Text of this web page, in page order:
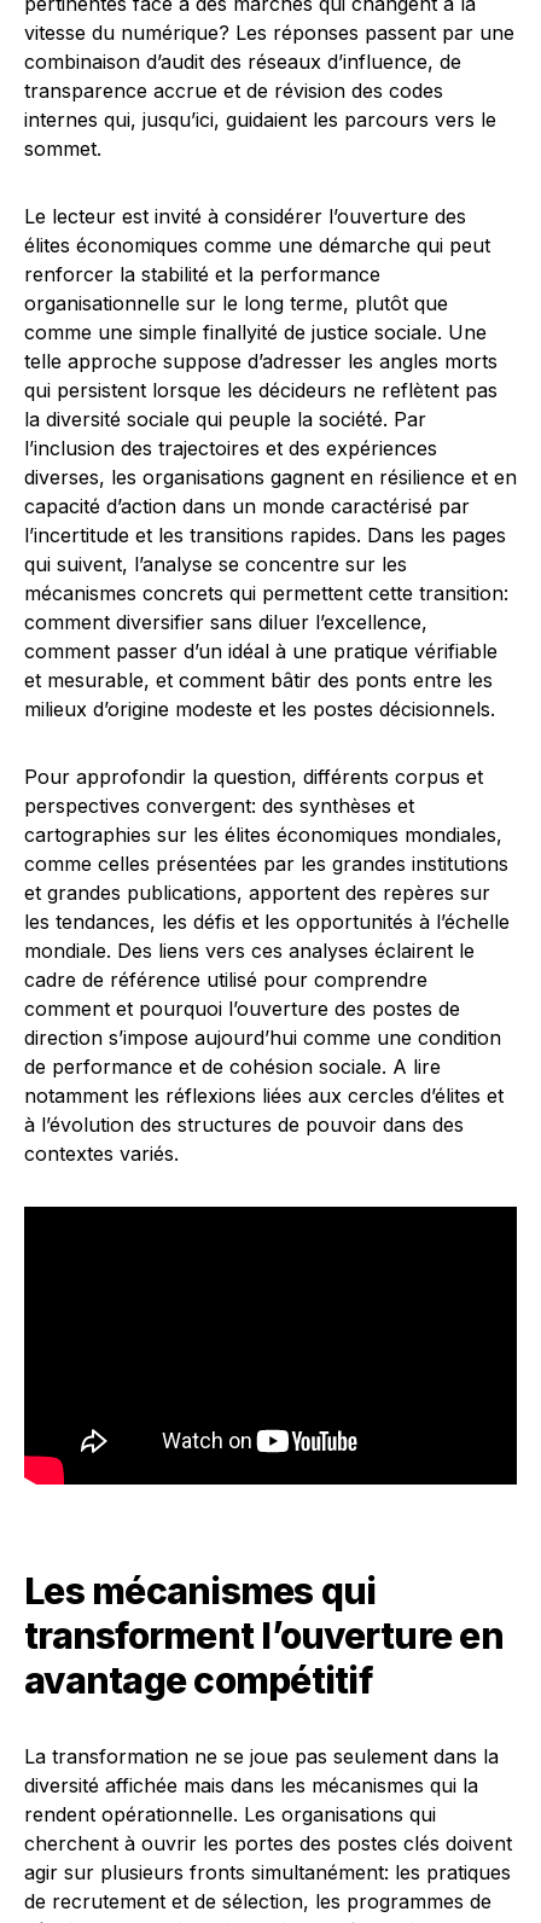
vitesse du numérique? Les réponses passent par une
combinaison d’audit des réseaux d’influence, de
transparence accrue et de révision des codes
internes qui, jusqu’ici, guidaient les parcours vers le
sommet.
Le lecteur est invité à considérer l’ouverture des
élites économiques comme une démarche qui peut
renforcer la stabilité et la performance
organisationnelle sur le long terme, plutôt que
comme une simple finallyité de justice sociale. Une
telle approche suppose d’adresser les angles morts
qui persistent lorsque les décideurs ne reflètent pas
la diversité sociale qui peuple la société. Par
l’inclusion des trajectoires et des expériences
diverses, les organisations gagnent en résilience et en
capacité d’action dans un monde caractérisé par
l’incertitude et les transitions rapides. Dans les pages
qui suivent, l’analyse se concentre sur les
mécanismes concrets qui permettent cette transition:
comment diversifier sans diluer l’excellence,
comment passer d’un idéal à une pratique vérifiable
et mesurable, et comment bâtir des ponts entre les
milieux d’origine modeste et les postes décisionnels.
Pour approfondir la question, différents corpus et
perspectives convergent: des synthèses et
cartographies sur les élites économiques mondiales,
comme celles présentées par les grandes institutions
et grandes publications, apportent des repères sur
les tendances, les défis et les opportunités à l’échelle
mondiale. Des liens vers ces analyses éclairent le
cadre de référence utilisé pour comprendre
comment et pourquoi l’ouverture des postes de
direction s’impose aujourd’hui comme une condition
de performance et de cohésion sociale. A lire
notamment les réflexions liées aux cercles d’élites et
à l’évolution des structures de pouvoir dans des
contextes variés.
Les mécanismes qui
transforment l’ouverture en
avantage compétitif
La transformation ne se joue pas seulement dans la
diversité affichée mais dans les mécanismes qui la
rendent opérationnelle. Les organisations qui
cherchent à ouvrir les portes des postes clés doivent
agir sur plusieurs fronts simultanément: les pratiques
de recrutement et de sélection, les programmes de